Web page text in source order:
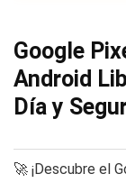
Google
Android
Día y
🚀 ¡Descubre el